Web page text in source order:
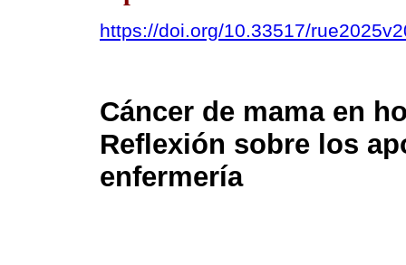
https://doi.org/10.33517/
Cáncer de mama en
Reflexión sobre los
enfermería